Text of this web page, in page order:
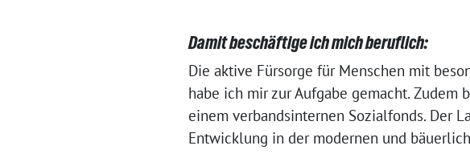
Damit beschäftige ich mich beruflich:
Die akti­ve Fürsorge für Menschen mit
habe ich mir zur Aufgabe gemacht.
einem ver­bands­in­ter­nen Sozialfonds. Der
Entwicklung in der moder­nen und